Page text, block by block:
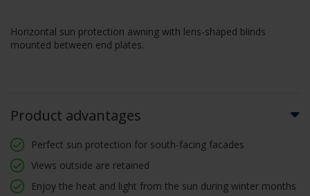
Horizontal sun protection awning with lens-shaped blinds
mounted between end plates.
Product advantages
Perfect sun protection for south-facing facades
Views outside are retained
Enjoy the heat and light from the sun during winter months